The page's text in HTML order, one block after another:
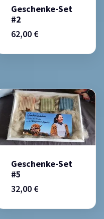
Geschenke-Set
#2
62,00 €
Geschenke-Set
#5
32,00 €